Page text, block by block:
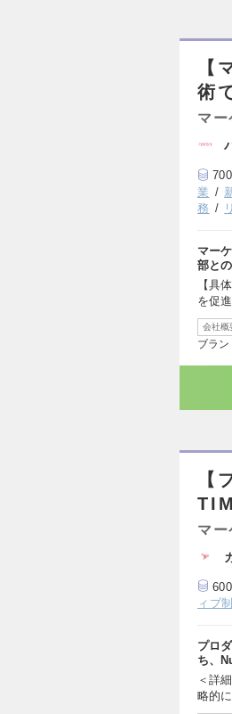
【
術
マ
業
務
マー
部と
【具
を促
会社概
ブラ
【
マ
ィブ
プロ
ち、
＜詳
略的